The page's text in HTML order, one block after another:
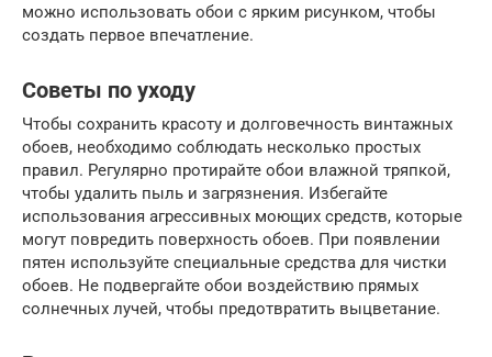
можно использовать обои с ярким рисунком, чтобы
создать первое впечатление.
Советы по уходу
Чтобы сохранить красоту и долговечность винтажных
обоев, необходимо соблюдать несколько простых
правил. Регулярно протирайте обои влажной тряпкой,
чтобы удалить пыль и загрязнения. Избегайте
использования агрессивных моющих средств, которые
могут повредить поверхность обоев. При появлении
пятен используйте специальные средства для чистки
обоев. Не подвергайте обои воздействию прямых
солнечных лучей, чтобы предотвратить выцветание.